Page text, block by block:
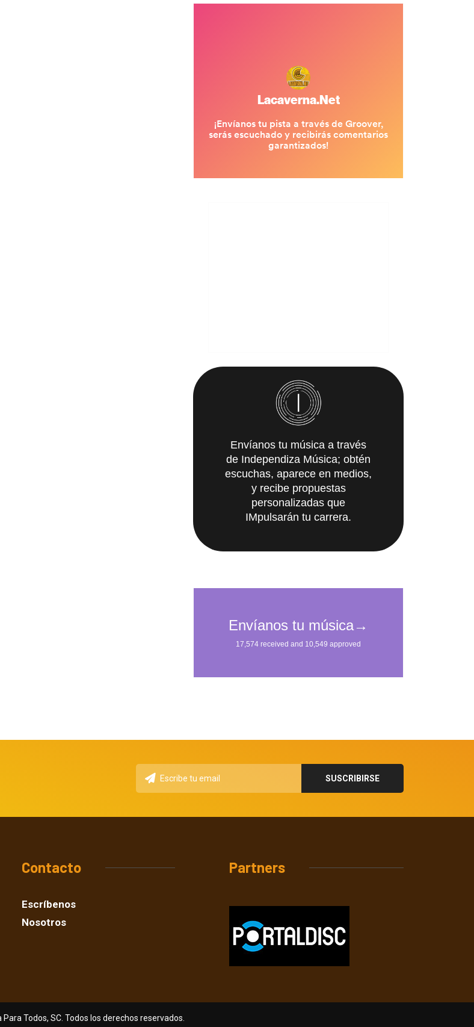
Envíanos tu música a través
de Independiza Música; obtén
escuchas, aparece en medios,
y recibe propuestas
personalizadas que
IMpulsarán tu carrera.
Contacto
Escríbenos
Nosotros
Partners
Todos, SC. Todos los derechos reservados.